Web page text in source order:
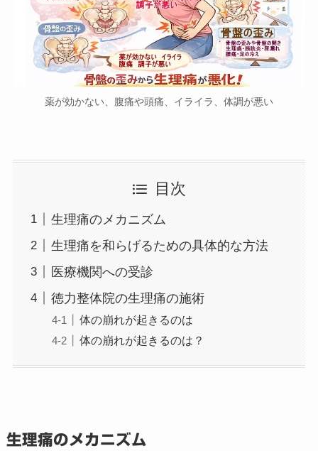
薬が効かない、腹痛や頭痛、イライラ、体調が悪い
目次
生理痛のメカニズム
生理痛を和らげるための具体的な方法
医療機関への受診
徳力整体院の生理痛の施術
体の崩れが起きるのは
体の崩れが起きるのは？
生理痛のメカニズム